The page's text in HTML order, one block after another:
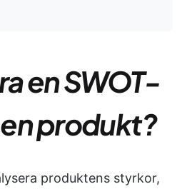
en SWOT-
produkt?
produktens styrkor,